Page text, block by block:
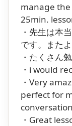
manage
25min.
・先生は本
です。また
・たくさん
・i would
・Very
perfect for
・Great